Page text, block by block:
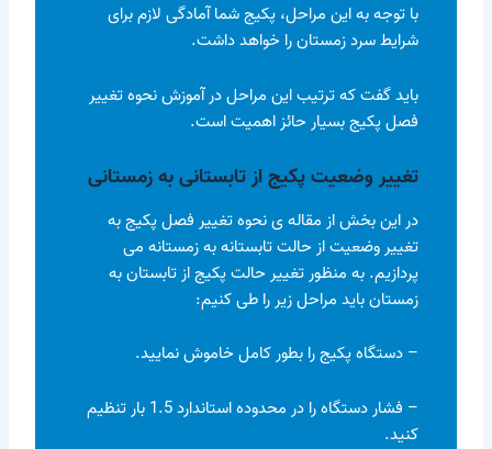
با توجه به این مراحل، پکیج شما آمادگی لازم برای
شرایط سرد زمستان را خواهد داشت.
باید گفت که ترتیب این مراحل در آموزش نحوه تغییر
فصل پکیج بسیار حائز اهمیت است.
تغییر وضعیت پکیج از تابستانی به زمستانی
در این بخش از مقاله ی نحوه تغییر فصل پکیج به
تغییر وضعیت از حالت تابستانه به زمستانه می
پردازیم. به منظور تغییر حالت پکیج از تابستان به
زمستان باید مراحل زیر را طی کنیم:
– دستگاه پکیج را بطور کامل خاموش نمایید.
– فشار دستگاه را در محدوده استاندارد 1.5 بار تنظیم
کنید.